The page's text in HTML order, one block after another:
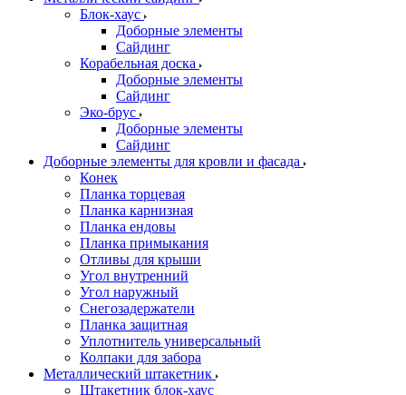
Блок-хаус
Доборные элементы
Сайдинг
Корабельная доска
Доборные элементы
Сайдинг
Эко-брус
Доборные элементы
Сайдинг
Доборные элементы для кровли и фасада
Конек
Планка торцевая
Планка карнизная
Планка ендовы
Планка примыкания
Отливы для крыши
Угол внутренний
Угол наружный
Снегозадержатели
Планка защитная
Уплотнитель универсальный
Колпаки для забора
Металлический штакетник
Штакетник блок-хаус